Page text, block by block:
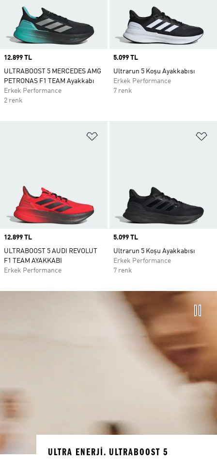
Price
12.899 TL
ULTRABOOST 5 MERCEDES AMG
PETRONAS F1 TEAM Ayakkabı
Erkek Performance
2 renk
Price
5.099 TL
Ultrarun 5 Koşu Ayakkabısı
Erkek Performance
7 renk
Price
12.899 TL
ULTRABOOST 5 AUDI REVOLUT
F1 TEAM AYAKKABI
Erkek Performance
Price
5.099 TL
Ultrarun 5 Koşu Ayakkabısı
Erkek Performance
7 renk
ULTRA ENERJI. ULTRABOOST 5